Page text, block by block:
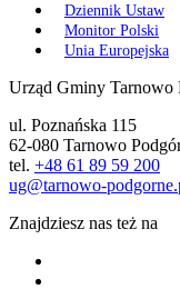
Dziennik Ustaw
Monitor Polski
Unia Europejska
Urząd Gminy Tarnowo
ul. Poznańska 115
62-080 Tarnowo
tel. +48 61 89 59 200
ug@tarnowo-
Znajdziesz nas też na